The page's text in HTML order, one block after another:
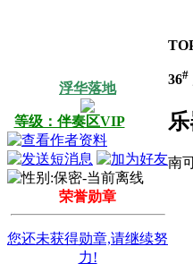
浮华落地
等级：伴奏区VIP
荣誉勋章
您还未获得勋章,请继续努
力!
36#
南